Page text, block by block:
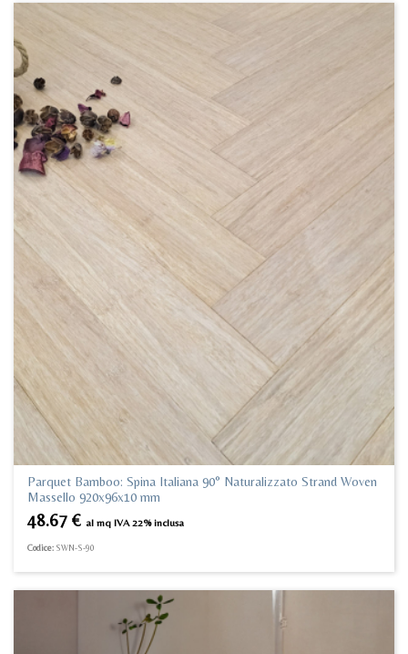
Parquet Bamboo: Spina Italiana 90° Naturalizzato Strand Woven
Massello 920x96x10 mm
48.67 € al mq IVA 22% inclusa
Codice: SWN-S-90